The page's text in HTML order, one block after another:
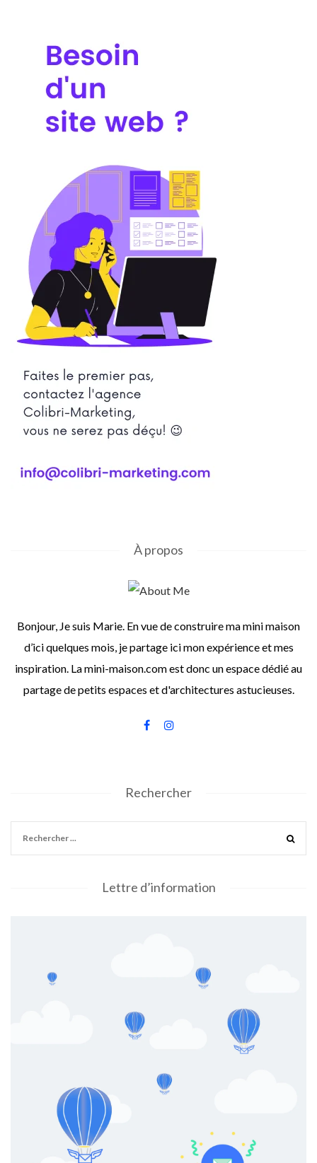
À propos
Bonjour, Je suis Marie. En vue de construire ma mini maison
d’ici quelques mois, je partage ici mon expérience et mes
inspiration. La mini-maison.com est donc un espace dédié au
partage de petits espaces et d'architectures astucieuses.
Rechercher
Lettre d’information